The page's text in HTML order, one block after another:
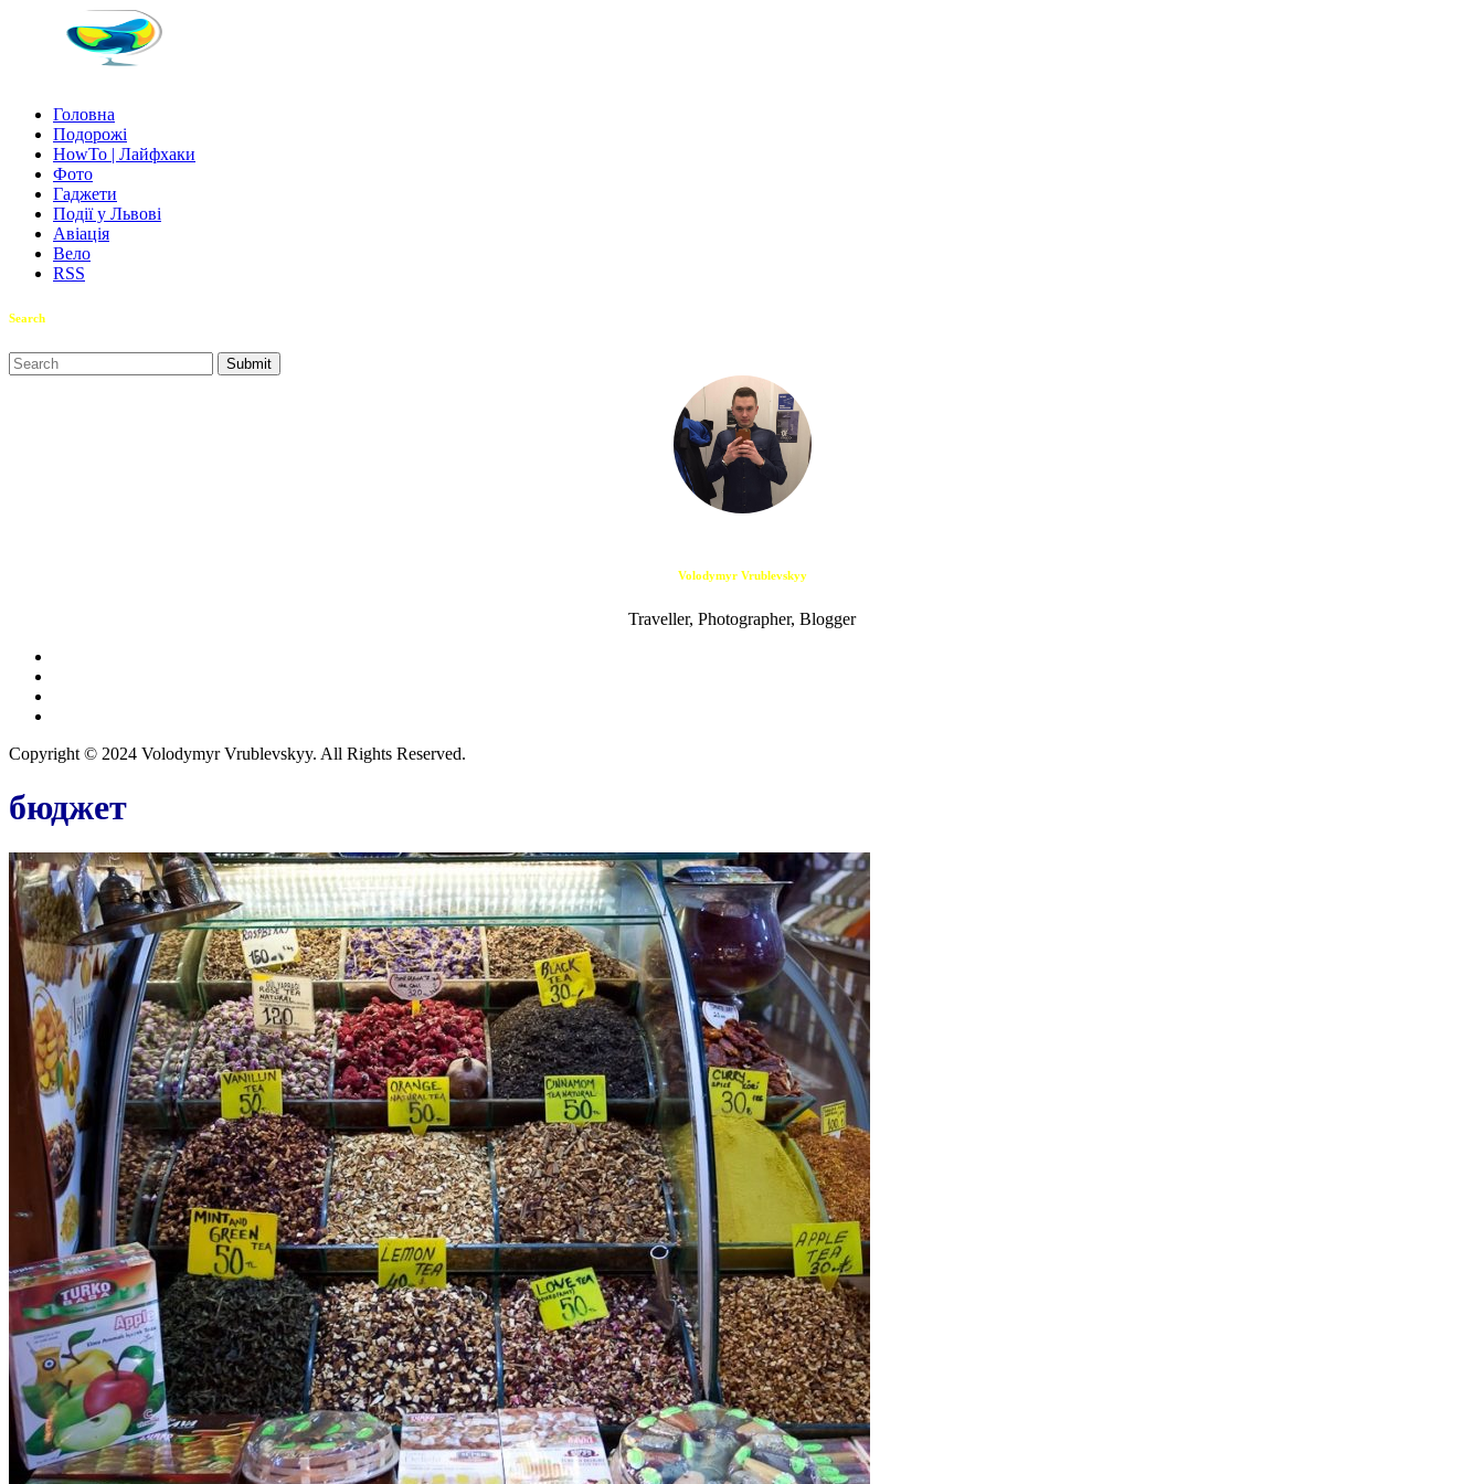
Головна
Подорожі
HowTo | Лайфхаки
Фото
Гаджети
Події у Львові
Авіація
Вело
RSS
Search
Volodymyr Vrublevskyy
Traveller, Photographer, Blogger
Copyright © 2024 Volodymyr Vrublevskyy. All Rights Reserved.
бюджет